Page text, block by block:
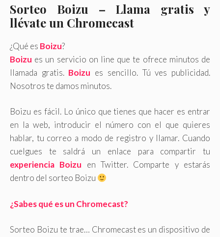
Sorteo Boizu
– Llama gratis y
llévate un Chromecast
¿Qué es Boizu?
Boizu es un servicio on line que te ofrece minutos de
llamada gratis. Boizu es sencillo. Tú ves publicidad.
Nosotros te damos minutos.
Boizu es fácil. Lo único que tienes que hacer es entrar
en la web, introducir el número con el que quieres
hablar, tu correo a modo de registro y llamar. Cuando
cuelgues te saldrá un enlace para compartir tu
experiencia Boizu en Twitter. Comparte y estarás
dentro del sorteo Boizu
¿Sabes qué es un Chromecast?
Sorteo Boizu te trae… Chromecast es un dispositivo de